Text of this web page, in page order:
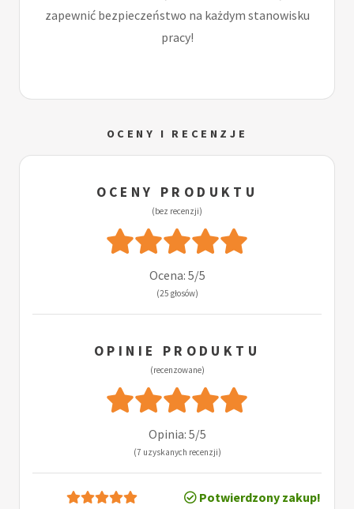
zapewnić bezpieczeństwo na każdym stanowisku
pracy!
OCENY I RECENZJE
OCENY PRODUKTU
(bez recenzji)
Ocena: 5/5
(25 głosów)
OPINIE PRODUKTU
(recenzowane)
Opinia: 5/5
(7 uzyskanych recenzji)
Potwierdzony zakup!